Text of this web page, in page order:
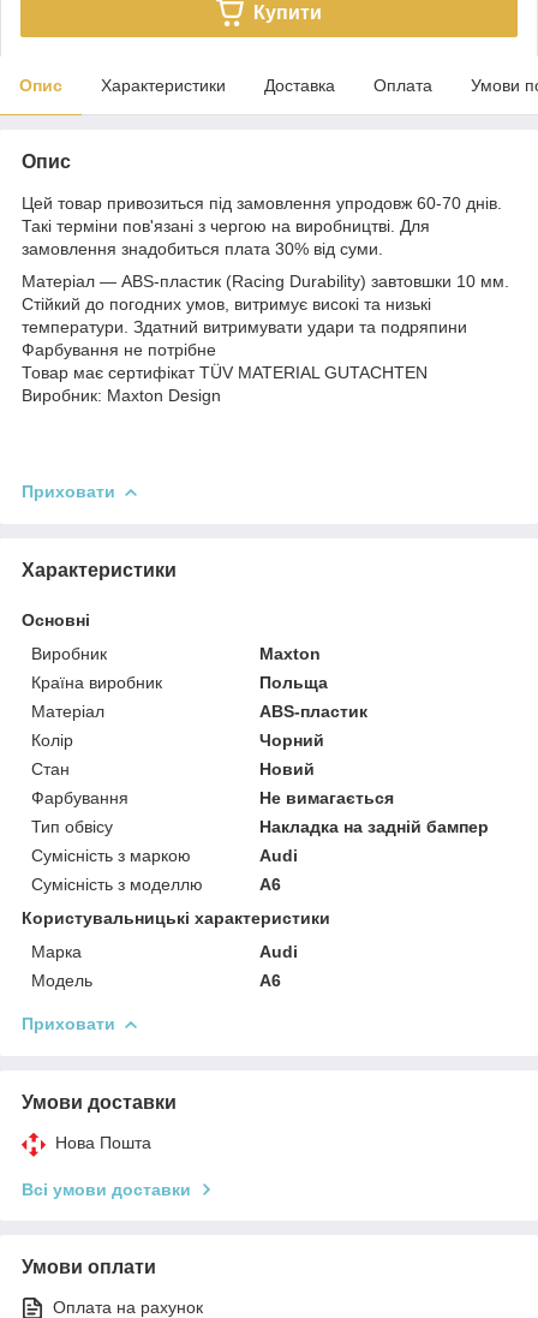
Купити
Опис Характеристики Доставка Оплата Умови
Опис
Цей товар привозиться під замовлення упродовж 60-70 днів.
Такі терміни пов'язані з чергою на виробництві. Для
замовлення знадобиться плата 30% від суми.
Матеріал — ABS-пластик (Racing Durability) завтовшки 10 мм.
Стійкий до погодних умов, витримує високі та низькі
температури. Здатний витримувати удари та подряпини
Фарбування не потрібне
Товар має сертифікат TÜV MATERIAL GUTACHTEN
Виробник: Maxton Design
Приховати
Характеристики
Основні
Виробник
Maxton
Країна виробник
Польща
Матеріал
ABS-пластик
Колір
Чорний
Стан
Новий
Фарбування
Не вимагається
Тип обвісу
Накладка на задній бампер
Сумісність з маркою
Audi
Сумісність з моделлю
A6
Користувальницькі характеристики
Марка
Audi
Модель
A6
Приховати
Умови доставки
Нова Пошта
Всі умови доставки
Умови оплати
Оплата на рахунок